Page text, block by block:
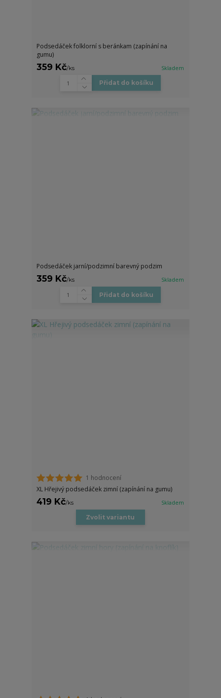
Podsedáček folklorní s beránkam (zapínání na
gumu)
359 Kč/ks Skladem
Přidat do košíku
Podsedáček jarní/podzimní barevný podzim
359 Kč/ks Skladem
Přidat do košíku
1 hodnocení
XL Hřejivý podsedáček zimní (zapínání na gumu)
419 Kč/ks Skladem
Zvolit variantu